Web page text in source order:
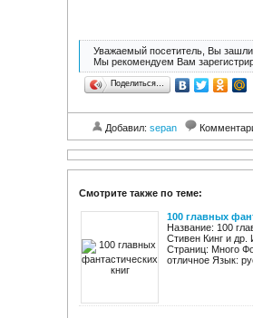
Уважаемый посетитель, Вы зашли
Мы рекомендуем Вам
Поделиться…
Добавил: sepan
Смотрите также по теме:
100 главных
Название: 100
Стивен Кинг и др.
Страниц: Много
отличное Язык: